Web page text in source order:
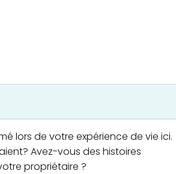
lors de votre expérience de vie ici.
Avez-vous des histoires
propriétaire ?